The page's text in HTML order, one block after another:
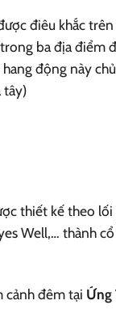
điêu khắc
ba địa điểm
động này
tây)
thiết kế theo
Well,… thành
cảnh đêm tại Ứng